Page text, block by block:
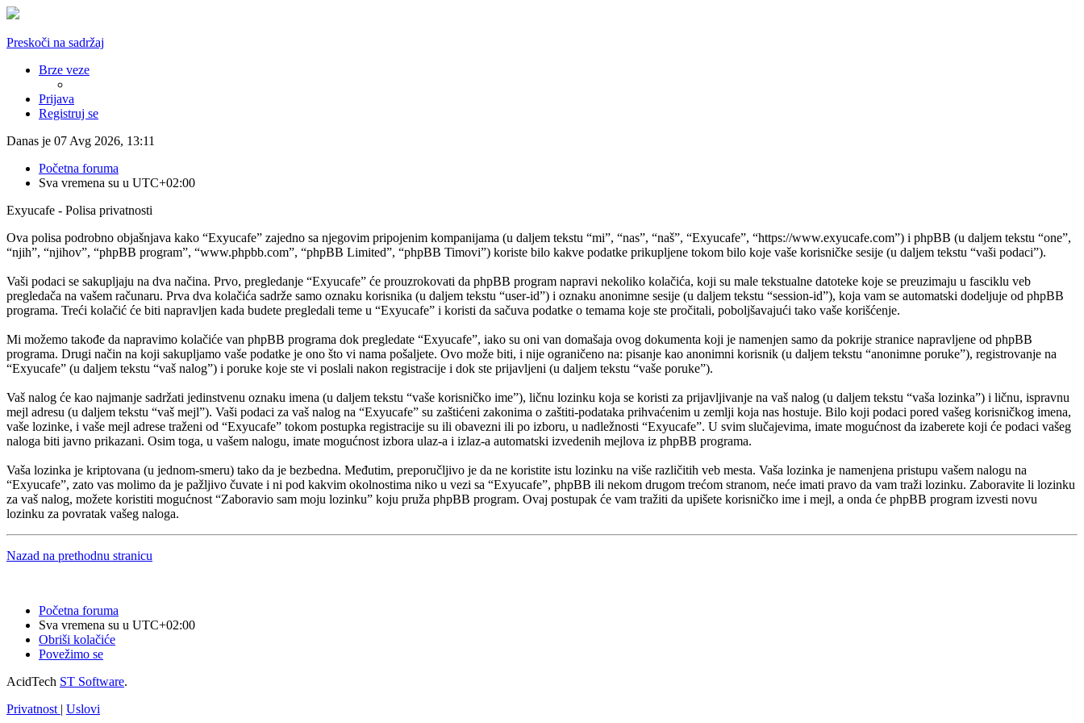
Preskoči na sadržaj
Brze veze
Prijava
Registruj se
Danas je 07 Avg 2026, 13:11
Početna foruma
Sva vremena su u UTC+02:00
Exyucafe - Polisa privatnosti
Ova polisa podrobno objašnjava kako “Exyucafe” zajedno sa njegovim pripojenim kompanijama (u daljem tekstu “mi”, “nas”, “naš”, “Exyucafe”, “https://www.exyucafe.com”) i phpBB (u daljem tekstu “one”,
“njih”, “njihov”, “phpBB program”, “www.phpbb.com”, “phpBB Limited”, “phpBB Timovi”) koriste bilo kakve podatke prikupljene tokom bilo koje vaše korisničke sesije (u daljem tekstu “vaši podaci”).
Vaši podaci se sakupljaju na dva načina. Prvo, pregledanje “Exyucafe” će prouzrokovati da phpBB program napravi nekoliko kolačića, koji su male tekstualne datoteke koje se preuzimaju u fasciklu veb
pregledača na vašem računaru. Prva dva kolačića sadrže samo oznaku korisnika (u daljem tekstu “user-id”) i oznaku anonimne sesije (u daljem tekstu “session-id”), koja vam se automatski dodeljuje od phpBB
programa. Treći kolačić će biti napravljen kada budete pregledali teme u “Exyucafe” i koristi da sačuva podatke o temama koje ste pročitali, poboljšavajući tako vaše korišćenje.
Mi možemo takođe da napravimo kolačiće van phpBB programa dok pregledate “Exyucafe”, iako su oni van domašaja ovog dokumenta koji je namenjen samo da pokrije stranice napravljene od phpBB
programa. Drugi način na koji sakupljamo vaše podatke je ono što vi nama pošaljete. Ovo može biti, i nije ograničeno na: pisanje kao anonimni korisnik (u daljem tekstu “anonimne poruke”), registrovanje na
“Exyucafe” (u daljem tekstu “vaš nalog”) i poruke koje ste vi poslali nakon registracije i dok ste prijavljeni (u daljem tekstu “vaše poruke”).
Vaš nalog će kao najmanje sadržati jedinstvenu oznaku imena (u daljem tekstu “vaše korisničko ime”), ličnu lozinku koja se koristi za prijavljivanje na vaš nalog (u daljem tekstu “vaša lozinka”) i ličnu, ispravnu
mejl adresu (u daljem tekstu “vaš mejl”). Vaši podaci za vaš nalog na “Exyucafe” su zaštićeni zakonima o zaštiti-podataka prihvaćenim u zemlji koja nas hostuje. Bilo koji podaci pored vašeg korisničkog imena,
vaše lozinke, i vaše mejl adrese traženi od “Exyucafe” tokom postupka registracije su ili obavezni ili po izboru, u nadležnosti “Exyucafe”. U svim slučajevima, imate mogućnost da izaberete koji će podaci vašeg
naloga biti javno prikazani. Osim toga, u vašem nalogu, imate mogućnost izbora ulaz-a i izlaz-a automatski izvedenih mejlova iz phpBB programa.
Vaša lozinka je kriptovana (u jednom-smeru) tako da je bezbedna. Međutim, preporučljivo je da ne koristite istu lozinku na više različitih veb mesta. Vaša lozinka je namenjena pristupu vašem nalogu na
“Exyucafe”, zato vas molimo da je pažljivo čuvate i ni pod kakvim okolnostima niko u vezi sa “Exyucafe”, phpBB ili nekom drugom trećom stranom, neće imati pravo da vam traži lozinku. Zaboravite li lozinku
za vaš nalog, možete koristiti mogućnost “Zaboravio sam moju lozinku” koju pruža phpBB program. Ovaj postupak će vam tražiti da upišete korisničko ime i mejl, a onda će phpBB program izvesti novu
lozinku za povratak vašeg naloga.
Nazad na prethodnu stranicu
Početna foruma
Sva vremena su u UTC+02:00
Obriši kolačiće
Povežimo se
AcidTech ST Software.
Privatnost | Uslovi